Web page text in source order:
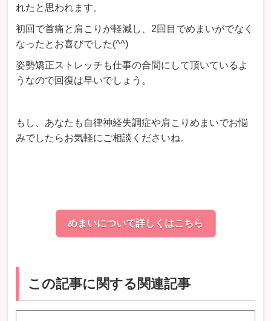
れたと思われます。
初回で首痛と肩こりが軽減し、2回目でめまいがでなく
なったとお喜びでした(^^)
姿勢矯正ストレッチも仕事の合間にして頂いているよ
うなので回復は早いでしょう。
もし、あなたも自律神経失調症や肩こりめまいでお悩
みでしたらお気軽にご相談くださいね。
めまいについて詳しくはこちら
この記事に関する関連記事